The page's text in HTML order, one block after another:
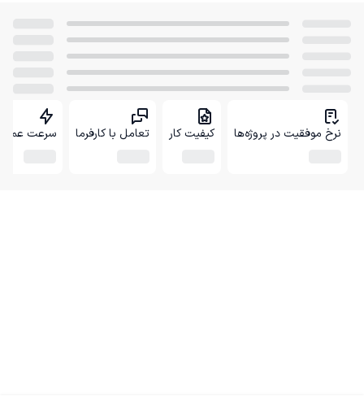
نرخ موفقیت در پروژه‌ها کیفیت کار تعامل با کارفرما سرعت عمل